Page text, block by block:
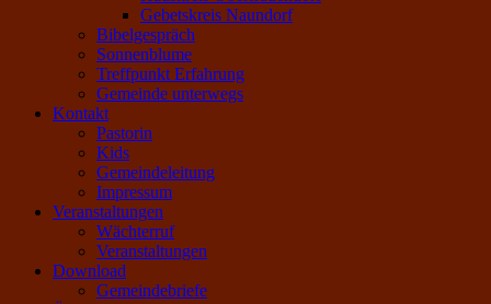
Gebetskreis Naundorf
Bibelgespräch
Sonnenblume
Treffpunkt Erfahrung
Gemeinde unterwegs
Kontakt
Pastorin
Kids
Gemeindeleitung
Impressum
Veranstaltungen
Wächterruf
Veranstaltungen
Download
Gemeindebriefe